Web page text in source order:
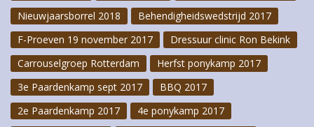
Nieuwjaarsborrel 2018
Behendigheidswedstrijd 2017
F-Proeven 19 november 2017
Dressuur clinic Ron Bekink
Carrouselgroep Rotterdam
Herfst ponykamp 2017
3e Paardenkamp sept 2017
BBQ 2017
2e Paardenkamp 2017
4e ponykamp 2017